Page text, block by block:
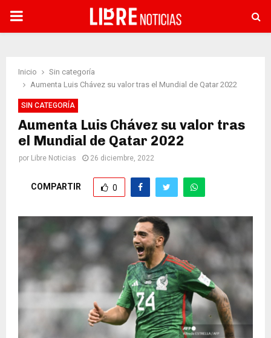
PRIMARY
Inicio
Sin categoría
Aumenta Luis Chávez su valor tras el Mundial de Qatar 2022
SIN CATEGORÍA
Aumenta Luis Chávez su valor tras
el Mundial de Qatar 2022
por Libre Noticias 26 diciembre, 2022
COMPARTIR 0